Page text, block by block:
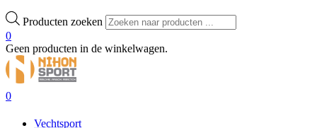
Producten zoeken
0
Geen producten in de winkelwagen.
0
Vechtsport